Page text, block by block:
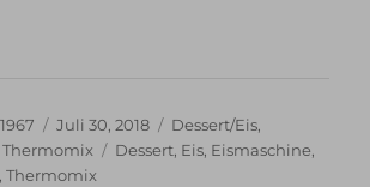
Veröffentlicht
am
Juli 30, 2018 Kategorien
Dessert/Eis,
Schlagwörter
Dessert, Eis, Eismaschine,
,Thermomix